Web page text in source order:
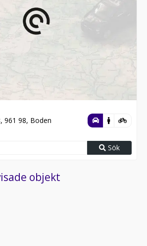
961 98, Boden
Sök
objekt